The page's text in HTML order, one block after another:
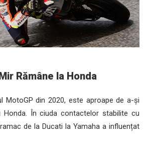
Rămâne la Honda
MotoGP din 2020, este aproape de a-și
În ciuda contactelor stabilite cu
de la Ducati la Yamaha a influențat